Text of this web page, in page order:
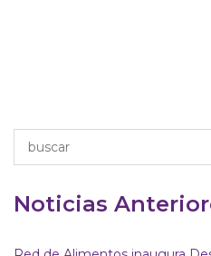
Noticias